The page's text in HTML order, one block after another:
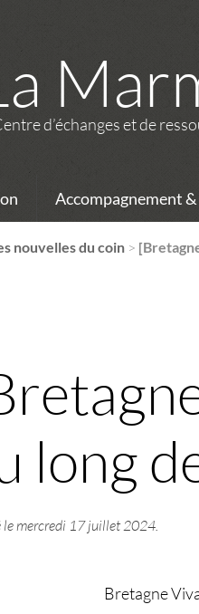
d’échanges et de
Accompagnement
nouvelles du coin >
long
le mercredi 17 juillet 2024.
Bretagne